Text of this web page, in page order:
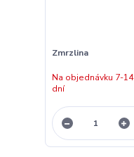
Zmrzlina
Na objednávku 7-14
dní